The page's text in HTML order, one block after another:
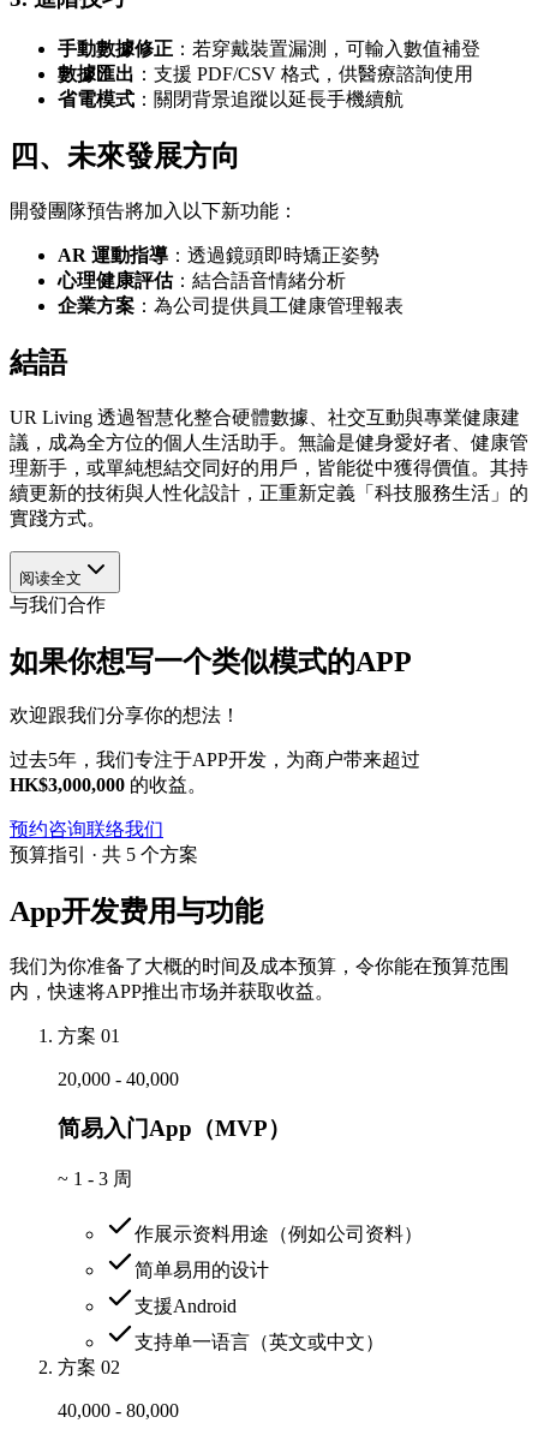
手動數據修正 ：若穿戴裝置漏測，可輸入數值補登
數據匯出 ：支援 PDF/CSV 格式，供醫療諮詢使用
省電模式 ：關閉背景追蹤以延長手機續航
四、未來發展方向
開發團隊預告將加入以下新功能：
AR 運動指導 ：透過鏡頭即時矯正姿勢
心理健康評估：結合語音情緒分析
企業方案 ：為公司提供員工健康管理報表
結語
UR Living 透過智慧化整合硬體數據、社交互動與專業健康建
議，成為全方位的個人生活助手。無論是健身愛好者、健康管
理新手，或單純想結交同好的用戶，皆能從中獲得價值。其持
續更新的技術與人性化設計，正重新定義「科技服務生活」的
實踐方式。
阅读全文
与我们合作
如果你想写一个类似模式的APP
欢迎跟我们分享你的想法！
过去5年，我们专注于APP开发，为商户带来超过
HK$3,000,000 的收益。
预约咨询联络我们
预算指引 · 共 5 个方案
App开发费用与功能
我们为你准备了大概的时间及成本预算，令你能在预算范围
内，快速将APP推出市场并获取收益。
方案 01
20,000 - 40,000
简易入门App（MVP）
~ 1 - 3 周
作展示资料用途（例如公司资料）
简单易用的设计
支援Android
支持单一语言（英文或中文）
方案 02
40,000 - 80,000